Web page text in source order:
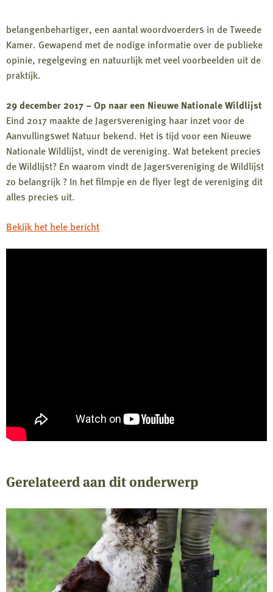
belangenbehartiger, een aantal woordvoerders in de Tweede
Kamer. Gewapend met de nodige informatie over de publieke
opinie, regelgeving en natuurlijk met veel voorbeelden uit de
praktijk.
29 december 2017 – Op naar een Nieuwe Nationale Wildlijst
Eind 2017 maakte de Jagersvereniging haar inzet voor de
Aanvullingswet Natuur bekend. Het is tijd voor een Nieuwe
Nationale Wildlijst, vindt de vereniging. Wat betekent precies
de Wildlijst? En waarom vindt de Jagersvereniging de Wildlijst
zo belangrijk ? In het filmpje en de flyer legt de vereniging dit
alles precies uit.
Bekijk het hele bericht
Gerelateerd aan dit onderwerp